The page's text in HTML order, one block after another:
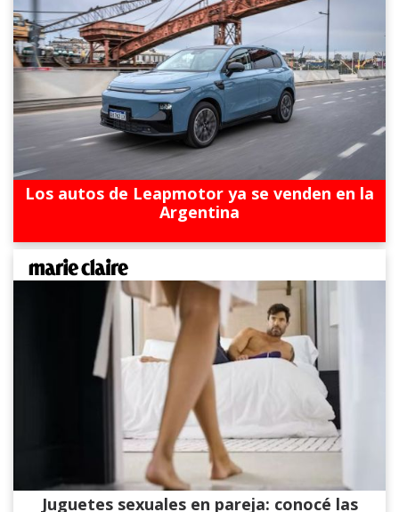
Los autos de Leapmotor ya se venden en la
Argentina
Juguetes sexuales en pareja: conocé las